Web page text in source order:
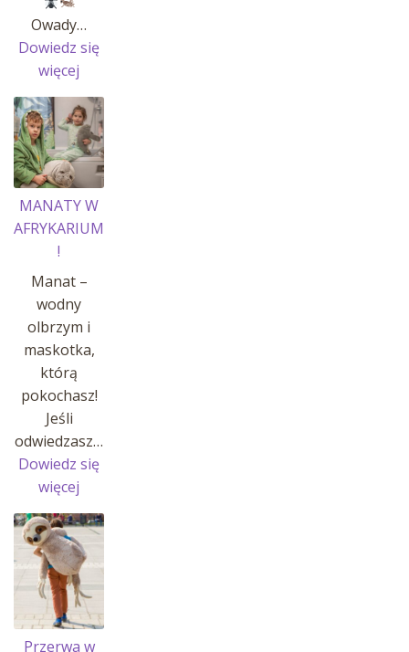
Owady…
Dowiedz się
więcej
OWADY
I
INSEKTY
MANATY W
AFRYKARIUM
!
Manat –
wodny
olbrzym i
maskotka,
którą
pokochasz!
Jeśli
odwiedzasz…
Dowiedz się
więcej
MANATY
W
AFRYKARIUM
!
Przerwa w